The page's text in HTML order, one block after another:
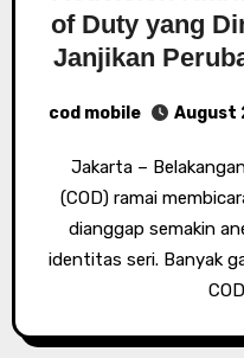
of Duty yang
Janjikan
cod mobile August
Jakarta – Belakangan ini komunitas Call of Duty
(COD) ramai
dianggap semakin
identitas seri. Banyak